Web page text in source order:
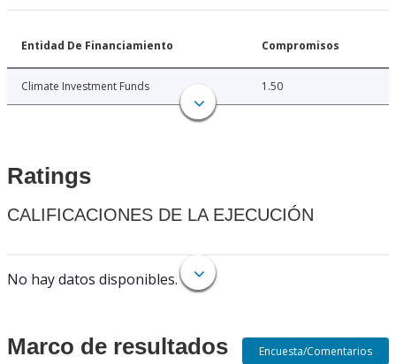
Entidad De Financiamiento Compromisos
Climate Investment Funds 1.50
Ratings
CALIFICACIONES DE LA EJECUCIÓN
No hay datos disponibles.
Marco de resultados Encuesta/Comentarios